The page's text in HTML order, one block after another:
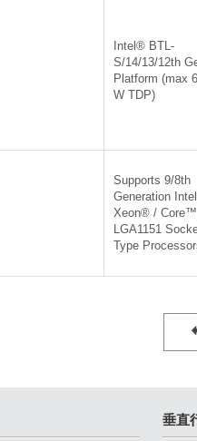
Intel® BTL-
S/14/13/12th
Platform (max
W TDP)
Supports 9/8th
Generation
Xeon® / Core™
LGA1151
Type
垂直